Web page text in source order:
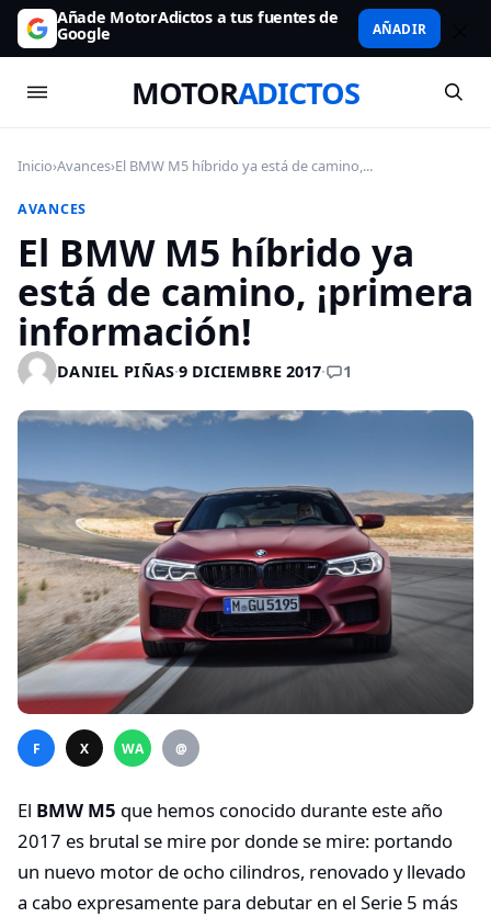
Añade MotorAdictos a tus fuentes de
Google AÑADIR
MOTORADICTOS
Inicio›Avances›El BMW M5 híbrido ya está de camino,...
AVANCES
El BMW M5 híbrido ya
está de camino, ¡primera
información!
DANIEL PIÑAS·9 DICIEMBRE 2017· 1
F X WA @
El BMW M5 que hemos conocido durante este año
2017 es brutal se mire por donde se mire: portando
un nuevo motor de ocho cilindros, renovado y llevado
a cabo expresamente para debutar en el Serie 5 más